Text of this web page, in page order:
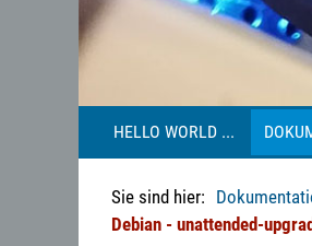
HELLO WORLD ...
Sie sind hier:
Debian - unattended-